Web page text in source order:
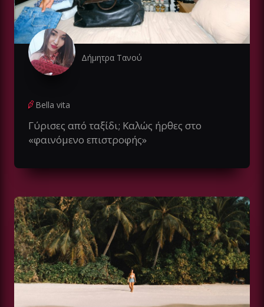
Δήμητρα Τανού
Bella vita
Γύρισες από ταξίδι; Καλώς ήρθες στο
«φαινόμενο επιστροφής»